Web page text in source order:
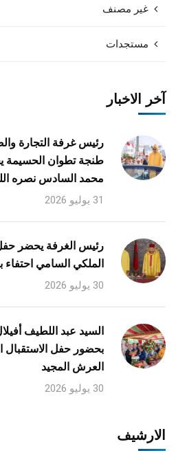
غير مصنف
مستجدات
آخر الاخبار
رئيس غرفة التجارة
طنجة تطوان الحسيمة
محمد السادس نصره
31 يوليو 2026
رئيس الغرفة يحضر
الملكي السامي احتفاء
30 يوليو 2026
السيد عبد اللطيف
بحضور حفل الاستقبال
العرش المجيد
30 يوليو 2026
الارشيف